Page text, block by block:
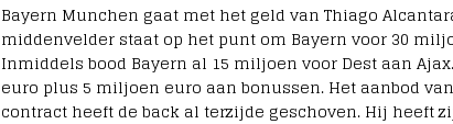
Bayern Munchen gaat met het geld van Thiago
middenvelder staat op het punt om Bayern voor 30
Inmiddels bood Bayern al 15 miljoen voor Dest aan
euro plus 5 miljoen euro aan bonussen. Het aanbod
contract heeft de back al terzijde geschoven. Hij heeft